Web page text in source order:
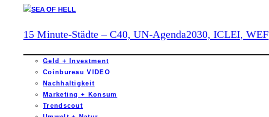
15 Minute-Städte – C40, UN-Agenda2030, ICLEI, WEF
Geld + Investment
Coinbureau VIDEO
Nachhaltigkeit
Marketing + Konsum
Trendscout